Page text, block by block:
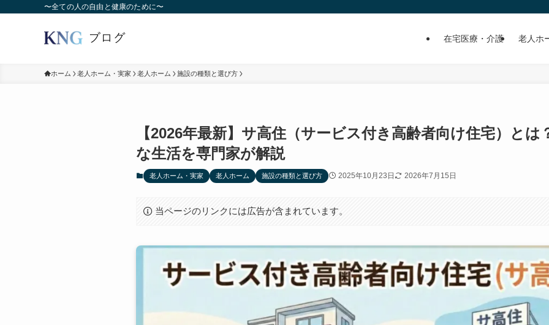
〜全ての人の自由と健康のために〜
在宅医療・介護 老人ホ
ホーム 老人ホーム・実家 老人ホーム 施設の種類と選び方
【2026年最新】サ高住（サービス付き高齢者向け住宅）と
な生活を専門家が解説
老人ホーム・実家 老人ホーム 施設の種類と選び方 2025年10月23日 2026年7月15日
当ページのリンクには広告が含まれています。